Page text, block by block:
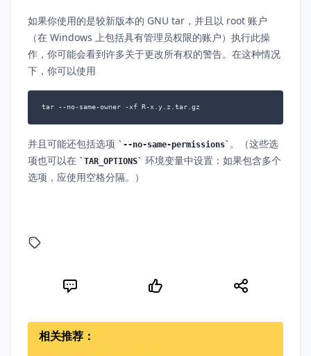
如果你使用的是较新版本的 GNU tar，并且以 root 账户
（在 Windows 上包括具有管理员权限的账户）执行此操
作，你可能会看到许多关于更改所有权的警告。在这种情况
下，你可以使用
tar --no-same-owner -xf R-x.y.z.tar.gz
并且可能还包括选项 --no-same-permissions
。（这些选
项也可以在
TAR_OPTIONS
环境变量中设置：如果包含多个
选项，应使用空格分隔。）
相关推荐：